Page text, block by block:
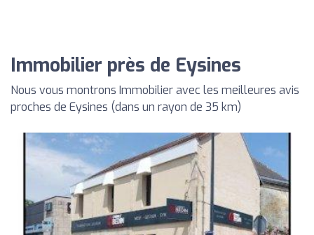
Immobilier près de Eysines
Nous vous montrons Immobilier avec les meilleures avis
proches de Eysines (dans un rayon de 35 km)